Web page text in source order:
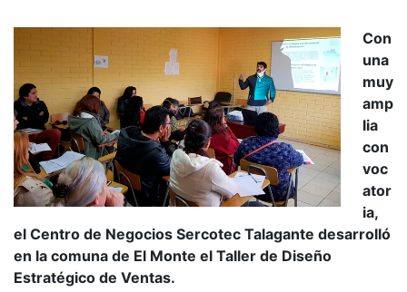
Con
una
muy
amp
lia
con
voc
ator
ia,
el Centro de Negocios Sercotec Talagante desarrolló
en la comuna de El Monte el Taller de Diseño
Estratégico de Ventas.